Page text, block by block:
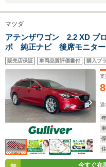
マツダ
アテンザワゴン 2.2 XD プ
ボ 純正ナビ 後席モニタ
HUD ETC ドライブレコ
ート レーダークルーズコ
ール オートハイビーム
販売店保証 車両品質評価書付 購入プ
支
通
今すぐ在